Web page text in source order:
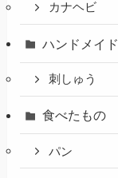
カナヘビ
ハンドメイド
刺しゅう
食べたもの
パン